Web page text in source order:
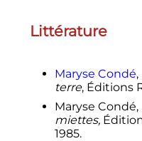
Littérature
Maryse Condé,
terre, Éditions
Maryse Condé,
miettes,
1985.